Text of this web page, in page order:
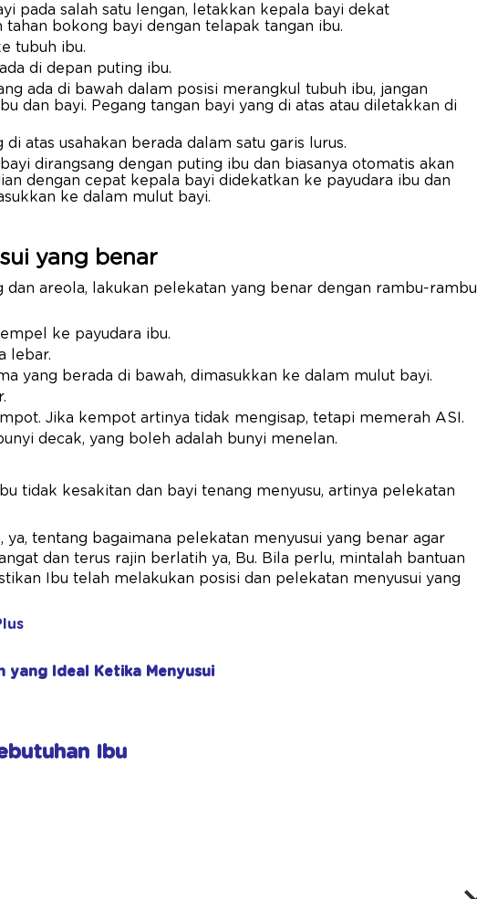
pada salah satu lengan, letakkan kepala bayi dekat
tahan bokong bayi dengan telapak tangan ibu.
tubuh ibu.
di depan puting ibu.
ada di bawah dalam posisi merangkul tubuh ibu, jangan
dan bayi. Pegang tangan bayi yang di atas atau diletakkan di
di atas usahakan berada dalam satu garis lurus.
dirangsang dengan puting ibu dan biasanya otomatis akan
dengan cepat kepala bayi didekatkan ke payudara ibu dan
ke dalam mulut bayi.
yang benar
dan areola, lakukan pelekatan yang benar dengan rambu-rambu
ke payudara ibu.
lebar.
yang berada di bawah, dimasukkan ke dalam mulut bayi.
Jika kempot artinya tidak mengisap, tetapi memerah ASI.
decak, yang boleh adalah bunyi menelan.
tidak kesakitan dan bayi tenang menyusu, artinya pelekatan
ya, tentang bagaimana pelekatan menyusui yang benar agar
dan terus rajin berlatih ya, Bu. Bila perlu, mintalah bantuan
Ibu telah melakukan posisi dan pelekatan menyusui yang
yang Ideal Ketika Menyusui
Ibu